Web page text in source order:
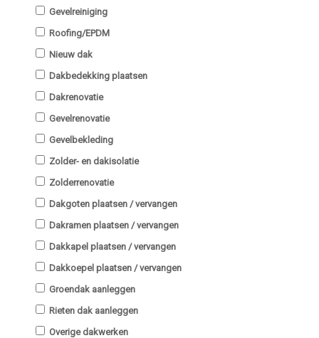
Gevelreiniging
Roofing/EPDM
Nieuw dak
Dakbedekking plaatsen
Dakrenovatie
Gevelrenovatie
Gevelbekleding
Zolder- en dakisolatie
Zolderrenovatie
Dakgoten plaatsen / vervangen
Dakramen plaatsen / vervangen
Dakkapel plaatsen / vervangen
Dakkoepel plaatsen / vervangen
Groendak aanleggen
Rieten dak aanleggen
Overige dakwerken